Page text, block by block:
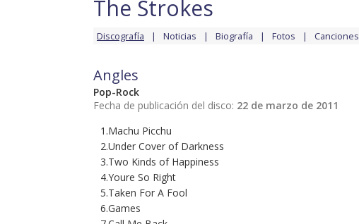
The Strokes
Discografía Noticias Biografía Fotos Canciones
Angles
Pop-Rock
Fecha de publicación del disco: 22 de marzo de 2011
1.Machu Picchu
2.Under Cover of Darkness
3.Two Kinds of Happiness
4.Youre So Right
5.Taken For A Fool
6.Games